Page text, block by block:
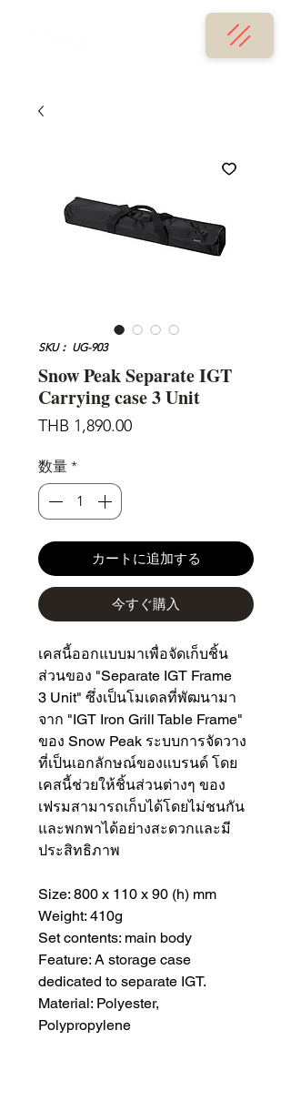
SKU： UG-903
Snow Peak Separate IGT
Carrying case 3 Unit
THB 1,890.00価
数量 *
カートに追加する
今すぐ購入
เคสนี้ออกแบบมาเพื่อจัดเก็บชิ้น
ส่วนของ "Separate IGT Frame
3 Unit" ซึ่งเป็นโมเดลที่พัฒนามา
จาก "IGT Iron Grill Table Frame"
ของ Snow Peak ระบบการจัดวาง
ที่เป็นเอกลักษณ์ของแบรนด์ โดย
เคสนี้ช่วยให้ชิ้นส่วนต่างๆ ของ
เฟรมสามารถเก็บได้โดยไม่ชนกัน
และพกพาได้อย่างสะดวกและมี
ประสิทธิภาพ
Size: 800 x 110 x 90 (h) mm
Weight: 410g
Set contents: main body
Feature: A storage case
dedicated to separate IGT.
Material: Polyester,
Polypropylene